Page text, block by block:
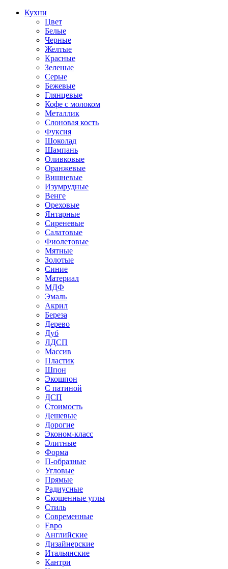
Кухни
Цвет
Белые
Черные
Желтые
Красные
Зеленые
Серые
Бежевые
Глянцевые
Кофе с молоком
Металлик
Слоновая кость
Фуксия
Шоколад
Шампань
Оливковые
Оранжевые
Вишневые
Изумрудные
Венге
Ореховые
Янтарные
Сиреневые
Салатовые
Фиолетовые
Мятные
Золотые
Синие
Материал
МДФ
Эмаль
Акрил
Береза
Дерево
Дуб
ЛДСП
Массив
Пластик
Шпон
Экошпон
С патиной
ДСП
Стоимость
Дешевые
Дорогие
Эконом-класс
Элитные
Форма
П-образные
Угловые
Прямые
Радиусные
Скошенные углы
Стиль
Современные
Евро
Английские
Дизайнерские
Итальянские
Кантри